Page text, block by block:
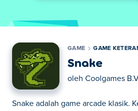
GAME GAME
Snake
oleh Coolgames
Snake adalah game arcade klasik.